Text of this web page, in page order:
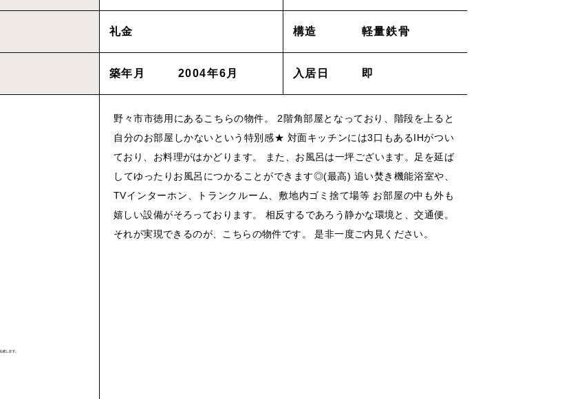
CONTACT _お問い合わせ
Cancellation
Repair
プライバシーポリシー / /
礼金 構造 軽量鉄骨
築年月 2004年6月 入居日 即
野々市市徳用にあるこちらの物件。 2階角部屋となっており、階段を上ると
自分のお部屋しかないという特別感★ 対面キッチンには3口もあるIHがつい
ており、お料理がはかどります。 また、お風呂は一坪ございます。足を延ば
してゆったりお風呂につかることができます◎(最高) 追い焚き機能浴室や、
TVインターホン、トランクルーム、敷地内ゴミ捨て場等 お部屋の中も外も
嬉しい設備がそろっております。 相反するであろう静かな環境と、交通便。
それが実現できるのが、こちらの物件です。 是非一度ご内見ください。